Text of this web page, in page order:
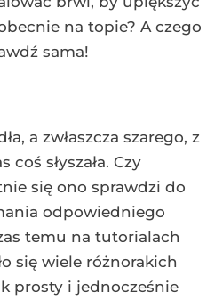
na topie? A czego
sama!
a zwłaszcza szarego, z
coś słyszała. Czy
się ono sprawdzi do
odpowiedniego
temu na tutorialach
się wiele różnorakich
prosty i jednocześnie